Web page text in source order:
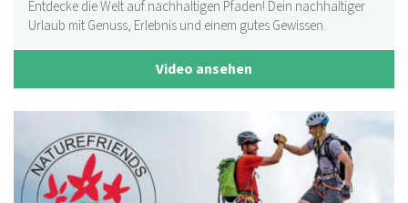
Entdecke die Welt auf nachhaltigen Pfaden! Dein nachhaltiger
Urlaub mit Genuss, Erlebnis und einem gutes Gewissen.
Video ansehen